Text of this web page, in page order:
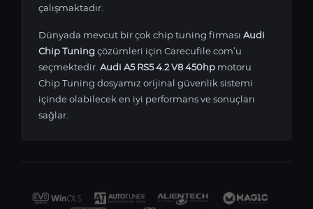
çalışmaktadır.
Dünyada mevcut bir çok chip tuning firması Audi
Chip Tuningçözümleri için Carecufile.com’u
seçmektedir. Audi A5 RS5 4.2 V8 450hp motoru
Chip Tuning dosyamız orijinal güvenlik sistemi
içinde olabilecek en iyi performans ve sonuçları
sağlar.